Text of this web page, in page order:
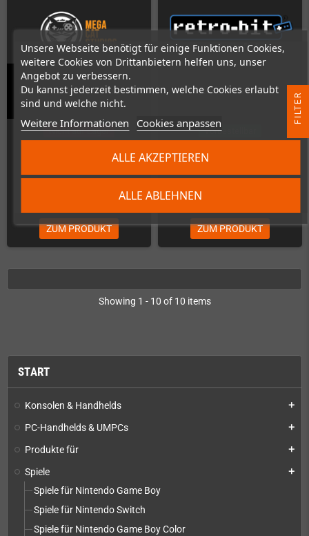
Unsere Webseite benötigt für einige Funktionen Cookies,
weitere Cookies von Drittanbietern helfen uns, unser
Angebot zu verbessern.
Du kannst jederzeit bestimmen, welche Cookies erlaubt
sind und welche nicht.
Weitere Informationen Cookies anpassen
ALLE ABLEHNEN
ALLE AKZEPTIEREN
START
Konsolen & Handhelds add
PC-Handhelds & UMPCs add
Produkte für add
Spiele add
Spiele für Nintendo Game Boy
Spiele für Nintendo Switch
Spiele für Nintendo Game Boy Color
Little Medusa (Super Nintendo)
Nicht auf Lager
ZUM PRODUKT
Psycho Dream (SNES)
Vorbestellbar
ZUM PRODUKT
Showing 1 - 10 of 10 items
R